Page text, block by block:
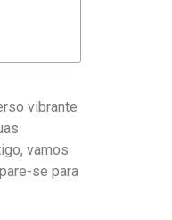
vibrante
vamos
se para